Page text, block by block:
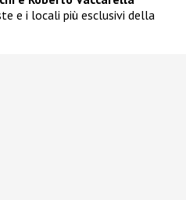
e i locali più esclusivi della